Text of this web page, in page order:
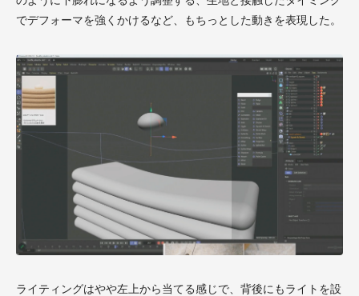
でデフォーマを強くかけるなど、もちっとした動きを表現した。
ライティングはやや左上から当てる感じで、背後にもライトを設